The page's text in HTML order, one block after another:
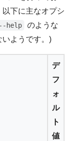
下に主なオプシ
--help
のような
ようです。)
デ
フ
ォ
ル
ト
値